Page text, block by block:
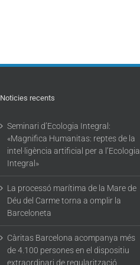
Noticies recents
Seminari d’Ecologia Integral:
«Magnifica Humanitas: reptes de la
intel·ligència artificial per a l’Ecologia
Integral»
La processó marítima de la Mare de
Déu del Carme torna a omplir la
Barceloneta
Càritas Barcelona acompanya més
de 4.100 persones en el dispositiu
extraordinari de regularització